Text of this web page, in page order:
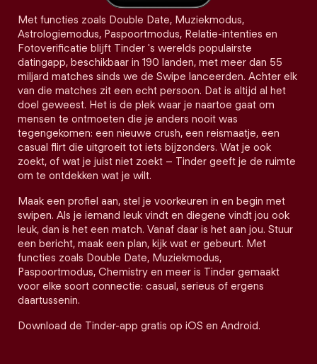
Met functies zoals Double Date, Muziekmodus,
Astrologiemodus, Paspoortmodus, Relatie-intenties en
Fotoverificatie blijft Tinder 's werelds populairste
datingapp, beschikbaar in 190 landen, met meer dan 55
miljard matches sinds we de Swipe lanceerden. Achter elk
van die matches zit een echt persoon. Dat is altijd al het
doel geweest. Het is de plek waar je naartoe gaat om
mensen te ontmoeten die je anders nooit was
tegengekomen: een nieuwe crush, een reismaatje, een
casual flirt die uitgroeit tot iets bijzonders. Wat je ook
zoekt, of wat je juist niet zoekt – Tinder geeft je de ruimte
om te ontdekken wat je wilt.
Maak een profiel aan, stel je voorkeuren in en begin met
swipen. Als je iemand leuk vindt en diegene vindt jou ook
leuk, dan is het een match. Vanaf daar is het aan jou. Stuur
een bericht, maak een plan, kijk wat er gebeurt. Met
functies zoals Double Date, Muziekmodus,
Paspoortmodus, Chemistry en meer is Tinder gemaakt
voor elke soort connectie: casual, serieus of ergens
daartussenin.
Download de Tinder-app gratis op iOS en Android.